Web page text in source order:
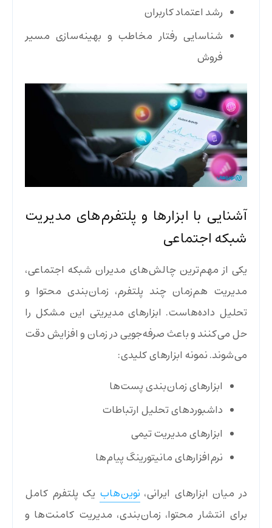
رشد اعتماد کاربران
شناسایی رفتار مخاطب و بهینه‌سازی مسیر
فروش
آشنایی با ابزارها و پلتفرم‌های مدیریت
شبکه اجتماعی
یکی از مهم‌ترین چالش‌های مدیران شبکه اجتماعی،
مدیریت هم‌زمان چند پلتفرم، زمان‌بندی محتوا و
تحلیل داده‌هاست. ابزارهای مدیریتی این مشکل را
حل می‌کنند و باعث صرفه‌جویی در زمان و افزایش دقت
می‌شوند. نمونه ابزارهای کلیدی:
ابزارهای زمان‌بندی پست‌ها
داشبوردهای تحلیل ارتباطات
ابزارهای مدیریت تیمی
نرم‌افزارهای مانیتورینگ پیام‌ها
در میان ابزارهای ایرانی، نوین‌هاب یک پلتفرم کامل
برای انتشار محتوا، زمان‌بندی، مدیریت کامنت‌ها و